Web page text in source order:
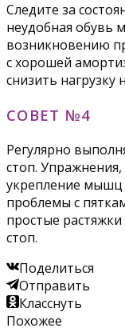
Следите за
неудобная обувь
возникновению
с хорошей
снизить нагрузку
СОВЕТ №4
Регулярно
стоп.
укрепление мышц
проблемы с
простые
стоп.
Поделиться
Отправить
Класснуть
Похожее